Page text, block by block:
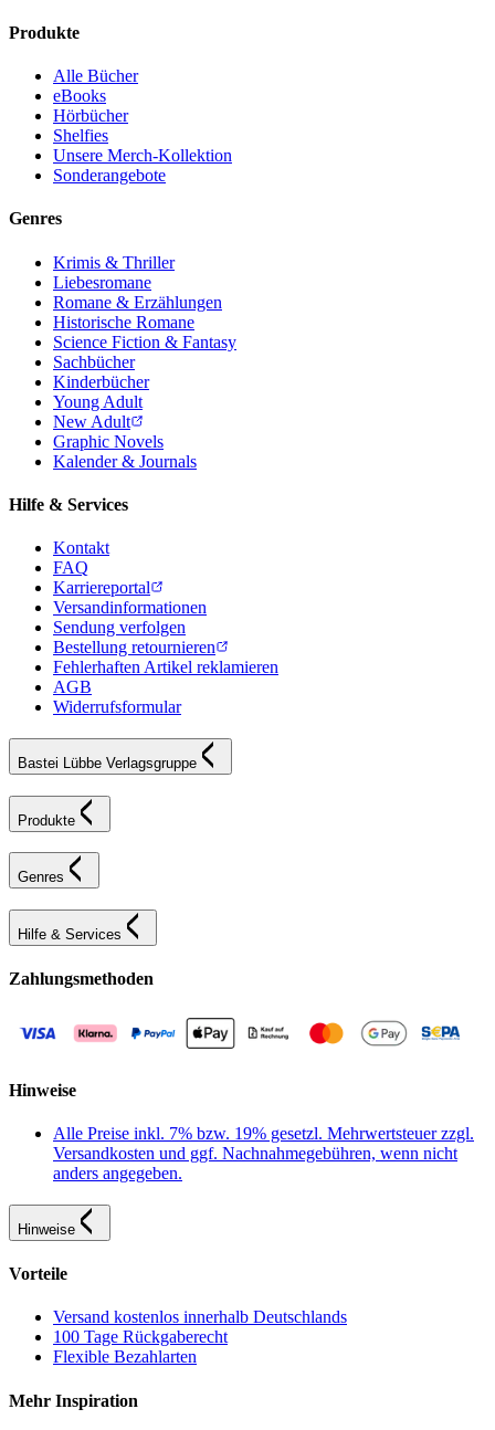
Produkte
Alle Bücher
eBooks
Hörbücher
Shelfies
Unsere Merch-Kollektion
Sonderangebote
Genres
Krimis & Thriller
Liebesromane
Romane & Erzählungen
Historische Romane
Science Fiction & Fantasy
Sachbücher
Kinderbücher
Young Adult
New Adult
Graphic Novels
Kalender & Journals
Hilfe & Services
Kontakt
FAQ
Karriereportal
Versandinformationen
Sendung verfolgen
Bestellung retournieren
Fehlerhaften Artikel reklamieren
AGB
Widerrufsformular
Bastei Lübbe Verlagsgruppe
Produkte
Genres
Hilfe & Services
Zahlungsmethoden
Hinweise
Alle Preise inkl. 7% bzw. 19% gesetzl. Mehrwertsteuer zzgl.
Versandkosten und ggf. Nachnahmegebühren, wenn nicht
anders angegeben.
Hinweise
Vorteile
Versand kostenlos innerhalb Deutschlands
100 Tage Rückgaberecht
Flexible Bezahlarten
Mehr Inspiration